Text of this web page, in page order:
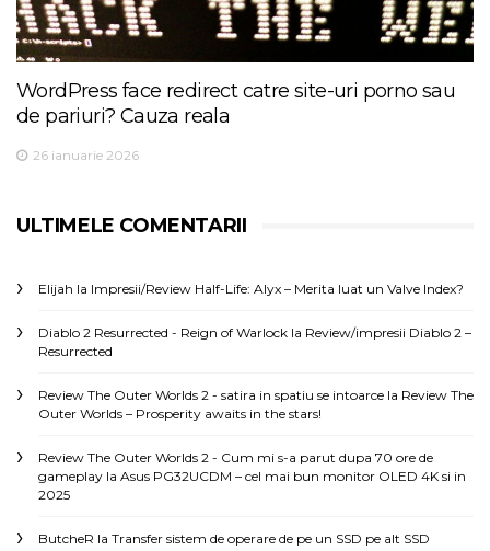
WordPress face redirect catre site-uri porno sau
de pariuri? Cauza reala
26 ianuarie 2026
ULTIMELE COMENTARII
Elijah la Impresii/Review Half-Life: Alyx – Merita luat un Valve Index?
Diablo 2 Resurrected - Reign of Warlock la Review/impresii Diablo 2 –
Resurrected
Review The Outer Worlds 2 - satira in spatiu se intoarce la Review The
Outer Worlds – Prosperity awaits in the stars!
Review The Outer Worlds 2 - Cum mi s-a parut dupa 70 ore de
gameplay la Asus PG32UCDM – cel mai bun monitor OLED 4K si in
2025
ButcheR la Transfer sistem de operare de pe un SSD pe alt SSD